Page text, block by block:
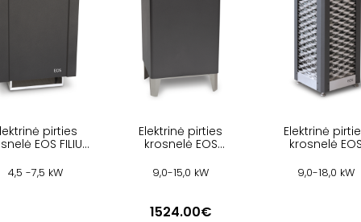
pirties
EOS FILIUS
4,5 -7,5 kW
Elektrinė pirties
krosnelė EOS
9,0-15,0 kW
1524.00€
Elektrinė
krosnelė
9,0-18,0 kW